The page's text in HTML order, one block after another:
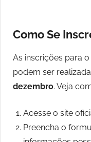
Como Se
As inscrições para
podem ser
dezembro. Veja
Acesse o site
Preencha o